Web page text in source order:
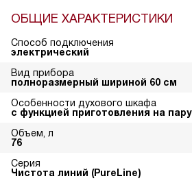
ОБЩИЕ ХАРАКТЕРИСТИКИ
Способ подключения
электрический
Вид прибора
полноразмерный шириной 60 см
Особенности духового шкафа
с функцией приготовления на пару
Объем, л
76
Серия
Чистота линий (PureLine)